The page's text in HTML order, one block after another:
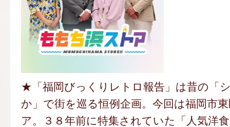
★「福岡びっくりレトロ報告」は昔の「
か」で街を巡る恒例企画。今回は福岡市
ア。３８年前に特集されていた「人気洋